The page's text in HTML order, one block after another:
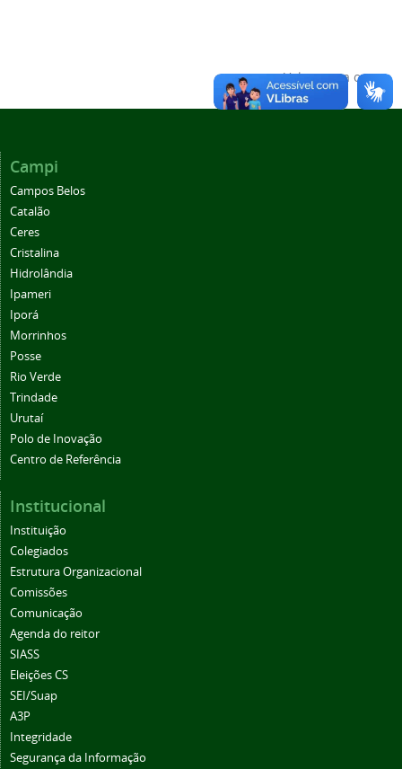
Voltar para o topo
Campi
Campos Belos
Catalão
Ceres
Cristalina
Hidrolândia
Ipameri
Iporá
Morrinhos
Posse
Rio Verde
Trindade
Urutaí
Polo de Inovação
Centro de Referência
Institucional
Instituição
Colegiados
Estrutura Organizacional
Comissões
Comunicação
Agenda do reitor
SIASS
Eleições CS
SEI/Suap
A3P
Integridade
Segurança da Informação